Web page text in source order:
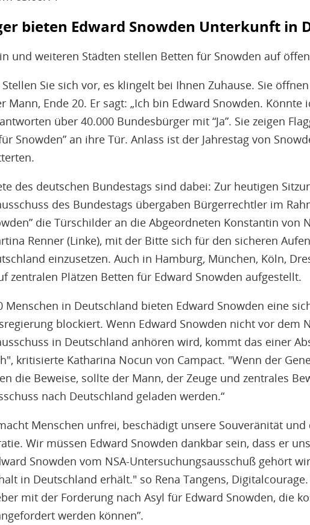
bieten Edward Snowden Unterkunft in
und weiteren Städten stellen Betten für Snowden auf
Stellen Sie sich vor, es klingelt bei Ihnen Zuhause. Sie
Mann, Ende 20. Er sagt: „Ich bin Edward Snowden. Könnte
über 40.000 Bundesbürger mit “Ja”. Sie zeigen
Snowden” an ihre Tür. Anlass ist der Jahrestag von
des deutschen Bundestags sind dabei: Zur heutigen
des Bundestags übergaben Bürgerrechtler im
die Türschilder an die Abgeordneten Konstantin von
Renner (Linke), mit der Bitte sich für den sicheren
einzusetzen. Auch in Hamburg, München, Köln,
zentralen Plätzen Betten für Edward Snowden aufgestellt.
Menschen in Deutschland bieten Edward Snowden eine
blockiert. Wenn Edward Snowden nicht vor dem
in Deutschland anhören wird, kommt das einer
kritisierte Katharina Nocun von Campact. "Wenn der
die Beweise, sollte der Mann, der Zeuge und zentrales
nach Deutschland geladen werden.“
Menschen unfrei, beschädigt unsere Souveränität
Wir müssen Edward Snowden dankbar sein, dass er
Snowden vom NSA-Untersuchungsausschuß gehört
in Deutschland erhält." so Rena Tangens,
mit der Forderung nach Asyl für Edward Snowden, die
werden können”.